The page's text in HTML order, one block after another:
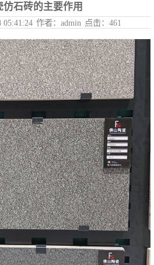
仿石砖的主要作用
05:41:24 作者： admin 点击： 461